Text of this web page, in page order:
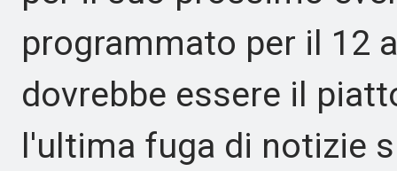
programmato per il 12
dovrebbe essere il
l'ultima fuga di notizie